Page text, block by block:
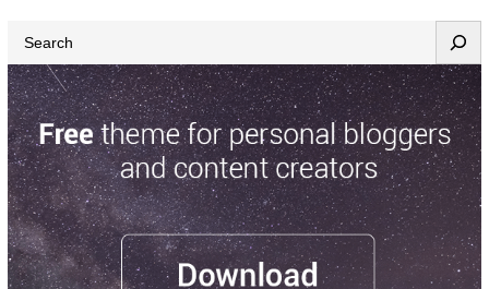
e
a
r
c
h